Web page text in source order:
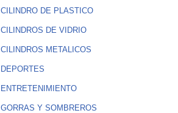
CILINDRO DE PLASTICO
CILINDROS DE VIDRIO
CILINDROS METALICOS
DEPORTES
ENTRETENIMIENTO
GORRAS Y SOMBREROS